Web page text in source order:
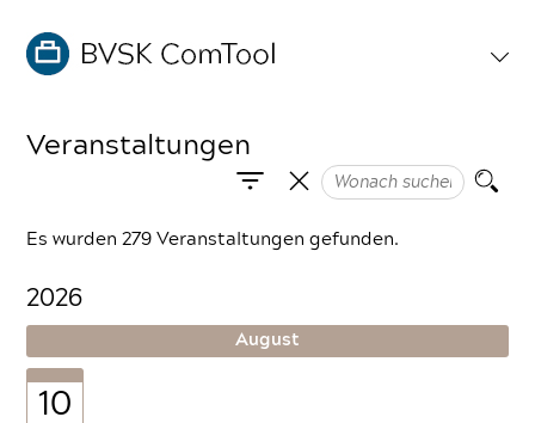
Veranstaltungen
Es wurden 279 Veranstaltungen gefunden.
2026
August
10